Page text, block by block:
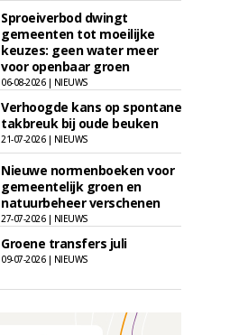
Sproeiverbod dwingt
gemeenten tot moeilijke
keuzes: geen water meer
voor openbaar groen
06-08-2026 | NIEUWS
Verhoogde kans op spontane
takbreuk bij oude beuken
21-07-2026 | NIEUWS
Nieuwe normenboeken voor
gemeentelijk groen en
natuurbeheer verschenen
27-07-2026 | NIEUWS
Groene transfers juli
09-07-2026 | NIEUWS